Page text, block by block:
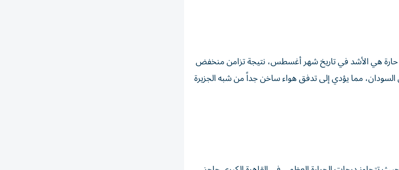
حارة هي الأشد في تاريخ شهر أغسطس، نتيجة تزامن منخفض
ملليبار) مع تعمق منخفض السودان، مما يؤدي إلى تدفق هواء ساخن جداً من شبه الجزيرة